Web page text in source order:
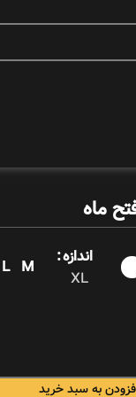
عکس های برتر
ماه
اندازه
XL
M
L
به سبد خرید